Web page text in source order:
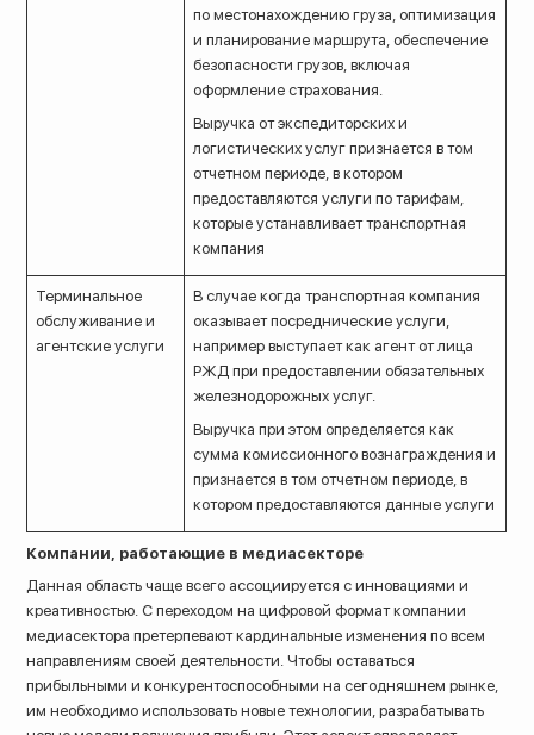
по местонахождению груза, оптимизация
и планирование маршрута, обеспечение
безопасности грузов, включая
оформление страхования.
Выручка от экспедиторских и
логистических услуг признается в том
отчетном периоде, в котором
предоставляются услуги по тарифам,
которые устанавливает транспортная
компания
Терминальное
обслуживание и
агентские услуги
В случае когда транспортная компания
оказывает посреднические услуги,
например выступает как агент от лица
РЖД при предоставлении обязательных
железнодорожных услуг.
Выручка при этом определяется как
сумма комиссионного вознаграждения и
признается в том отчетном периоде, в
котором предоставляются данные услуги
Компании, работающие в медиасекторе
Данная область чаще всего ассоциируется с инновациями и
креативностью. С переходом на цифровой формат компании
медиасектора претерпевают кардинальные изменения по всем
направлениям своей деятельности. Чтобы оставаться
прибыльными и конкурентоспособными на сегодняшнем рынке,
им необходимо использовать новые технологии, разрабатывать